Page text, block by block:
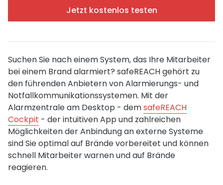
Jetzt kostenlos testen
Suchen Sie nach einem System, das Ihre Mitarbeiter
bei einem Brand alarmiert? safeREACH gehört zu
den führenden Anbietern von Alarmierungs- und
Notfallkommunikationssystemen. Mit der
Alarmzentrale am Desktop - demsafeREACH
Cockpit - der intuitiven App und zahlreichen
Möglichkeiten der Anbindung an externe Systeme
sind Sie optimal auf Brände vorbereitet und können
schnell Mitarbeiter warnen und auf Brände
reagieren.